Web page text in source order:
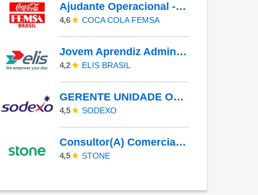
Ajudante Operacional - CD ABC
4,6 COCA COLA FEMSA
Jovem Aprendiz Administrativo
4,2 ELIS BRASIL
GERENTE UNIDADE OPERACIONAL I - UAN
4,5 SODEXO
Consultor(A) Comercial Externo
4,5 STONE